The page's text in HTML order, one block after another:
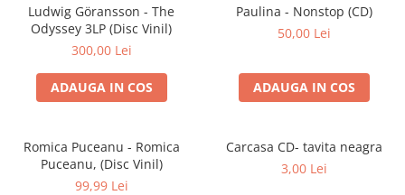
Viniluri Românești
Colecția Electrecord
Ludwig Göransson - The
Odyssey 3LP (Disc Vinil)
300,00 Lei
ADAUGA IN COS
Paulina - Nonstop (CD)
50,00 Lei
ADAUGA IN COS
Romica Puceanu - Romica
Puceanu, (Disc Vinil)
99,99 Lei
Carcasa CD- tavita neagra
3,00 Lei